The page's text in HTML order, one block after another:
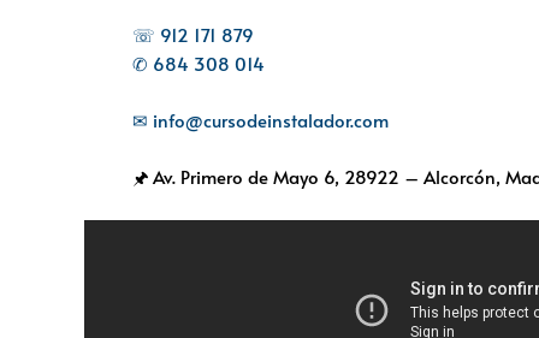
☏ 912 171 879
✆ 684 308 014
✉ info@cursodeinstalador.com
🖈 Av. Primero de Mayo 6, 28922 – Alcorcón,